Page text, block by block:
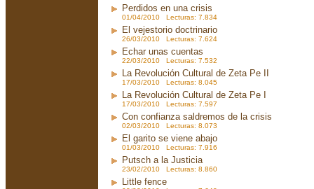
Perdidos en una crisis
01/04/2010 Lecturas: 7.834
El vejestorio doctrinario
26/03/2010 Lecturas: 7.624
Echar unas cuentas
22/03/2010 Lecturas: 7.532
La Revolución Cultural de Zeta Pe II
17/03/2010 Lecturas: 8.045
La Revolución Cultural de Zeta Pe I
17/03/2010 Lecturas: 7.597
Con confianza saldremos de la crisis
02/03/2010 Lecturas: 8.073
El garito se viene abajo
01/03/2010 Lecturas: 7.916
Putsch a la Justicia
23/02/2010 Lecturas: 8.860
Little fence